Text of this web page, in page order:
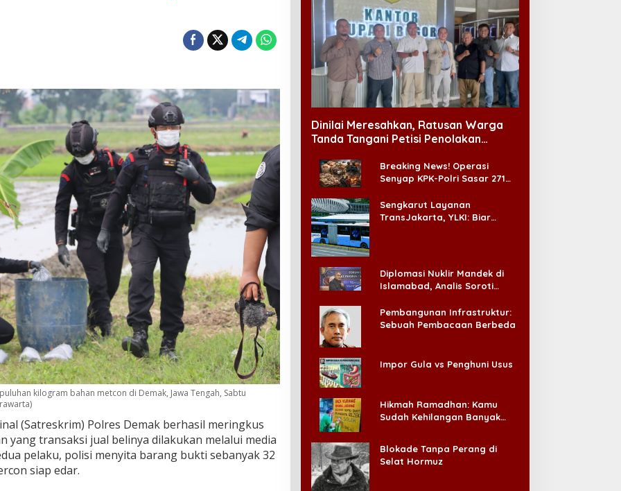
kilogram bahan metcon di Demak, Jawa Tengah, Sabtu
(Satreskrim) Polres Demak berhasil meringkus
yang transaksi jual belinya dilakukan melalui media
pelaku, polisi menyita barang bukti sebanyak 32
siap edar.
Dinilai Meresahkan, Ratusan Warga
Tanda Tangani Petisi Penolakan
Breaking News! Operasi
Senyap KPK-Polri Sasar 271
Ada ‘Badai Pemeriksaan’
Sengkarut Layanan
TransJakarta, YLKI: Biar
Diplomasi Nuklir Mandek di
Islamabad, Analis Soroti
Pembangunan Infrastruktur:
Sebuah Pembacaan Berbeda
Impor Gula vs Penghuni Usus
Hikmah Ramadhan: Kamu
Sudah Kehilangan Banyak
Blokade Tanpa Perang di
Selat Hormuz